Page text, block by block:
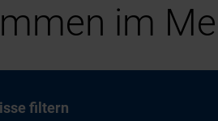
im
filtern